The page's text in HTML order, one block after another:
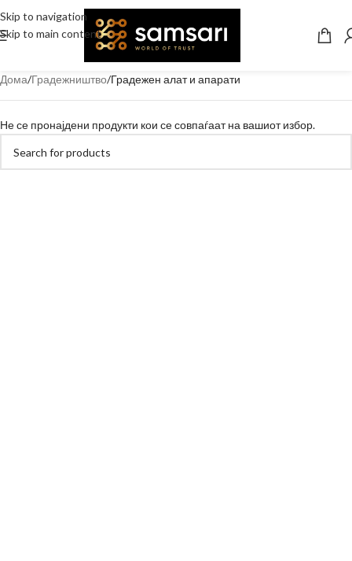
Skip to navigation
Skip to main content
Дома Градежништво Градежен алат и апарати
Не се пронајдени продукти кои се совпаѓаат на вашиот избор.